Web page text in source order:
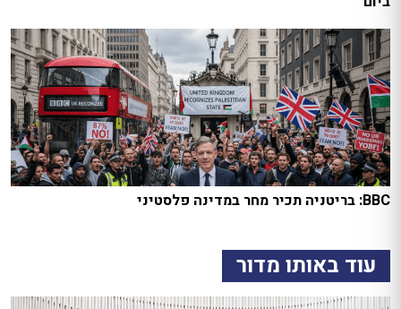
BBC: בריטניה תכיר מחר במדינה פלסטיני
עוד באותו מדור